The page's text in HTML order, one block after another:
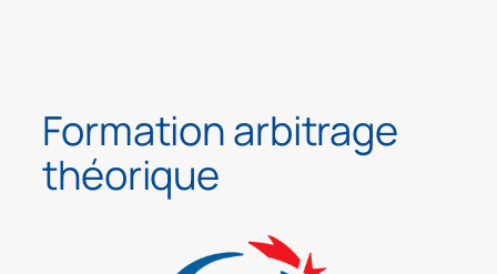
Formation arbitrage
théorique